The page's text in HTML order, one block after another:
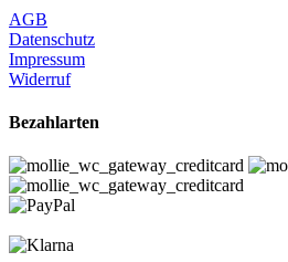
AGB
Datenschutz
Impressum
Widerruf
Bezahlarten